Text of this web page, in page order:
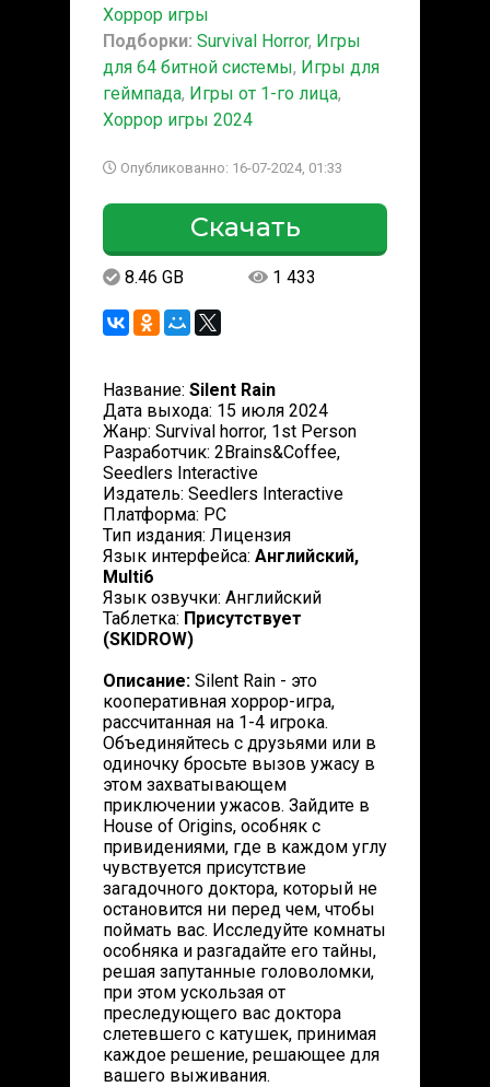
Хоррор игры
Подборки: Survival Horror, Игры
для 64 битной системы, Игры для
геймпада, Игры от 1-го лица,
Хоррор игры 2024
Опубликованно: 16-07-2024, 01:33
Скачать
8.46 GB 1 433
Название: Silent Rain
Дата выхода: 15 июля 2024
Жанр: Survival horror, 1st Person
Разработчик: 2Brains&Coffee,
Seedlers Interactive
Издатель: Seedlers Interactive
Платформа: PC
Тип издания: Лицензия
Язык интерфейса: Английский,
Multi6
Язык озвучки: Английский
Таблетка: Присутствует
(SKIDROW)
Описание: Silent Rain - это
кооперативная хоррор-игра,
рассчитанная на 1-4 игрока.
Объединяйтесь с друзьями или в
одиночку бросьте вызов ужасу в
этом захватывающем
приключении ужасов. Зайдите в
House of Origins, особняк с
привидениями, где в каждом углу
чувствуется присутствие
загадочного доктора, который не
остановится ни перед чем, чтобы
поймать вас. Исследуйте комнаты
особняка и разгадайте его тайны,
решая запутанные головоломки,
при этом ускользая от
преследующего вас доктора
слетевшего с катушек, принимая
каждое решение, решающее для
вашего выживания.